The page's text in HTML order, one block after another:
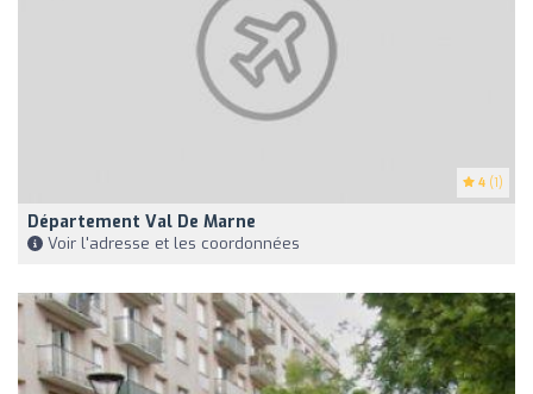
4 (1)
Département Val De Marne
Voir l'adresse et les coordonnées